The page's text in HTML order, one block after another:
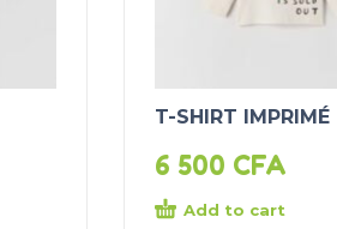
T-SHIRT IMPRIMÉ
6 500 CFA
Add to cart